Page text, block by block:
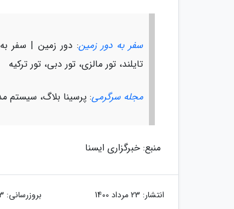
سفر به دور زمین: دور زمین | سفر به
تایلند، تور مالزی، تور دبی، تور ترکیه
مجله سرگرمی: پرسینا بلاگ، سیستم
منبع: خبرگزاری ایسنا
انتشار: 23 مرداد 1400 بروزرسانی: 23